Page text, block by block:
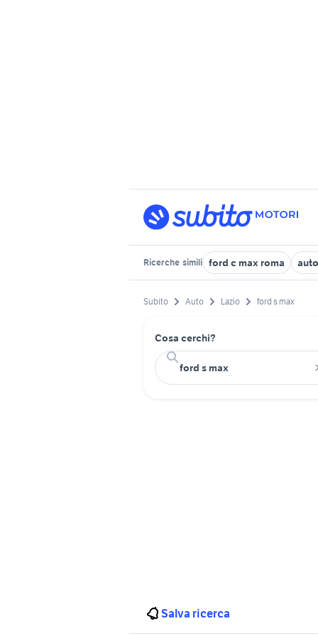
Ricerche simili ford c max roma
Subito Auto Lazio ford s max
Cosa cerchi?
Salva ricerca